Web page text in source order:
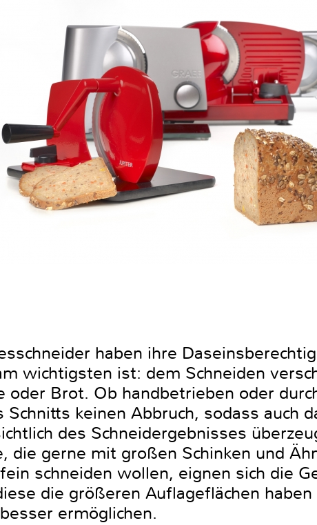
haben ihre
wichtigsten ist: dem Schneiden
oder Brot. Ob handbetrieben oder
Schnitts keinen Abbruch, sodass auch
des Schneidergebnisses
die gerne mit großen Schinken und
schneiden wollen, eignen sich die
die größeren Auflageflächen
ermöglichen.